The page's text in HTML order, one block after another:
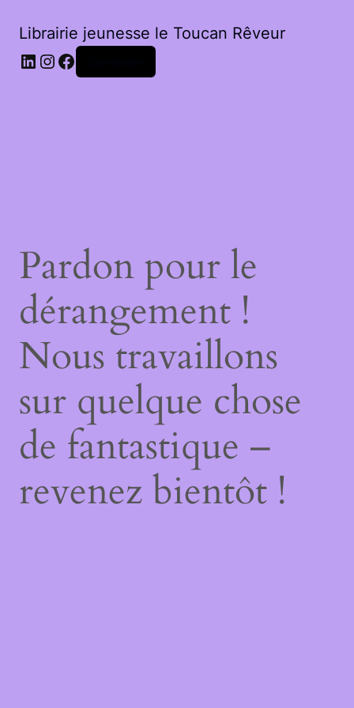
Librairie jeunesse le Toucan Rêveur
LinkedIn
Instagram
Facebook
Pardon pour le
dérangement !
Nous travaillons
sur quelque chose
de fantastique –
revenez bientôt !